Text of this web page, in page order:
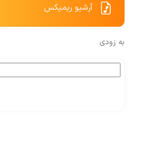
آرشیو ریمیکس
به زودی